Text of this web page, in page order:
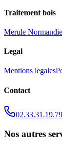
Traitement bois
Merule Normandie
Legal
Mentions legales
Contact
02.33.31.19.79
Nos autres